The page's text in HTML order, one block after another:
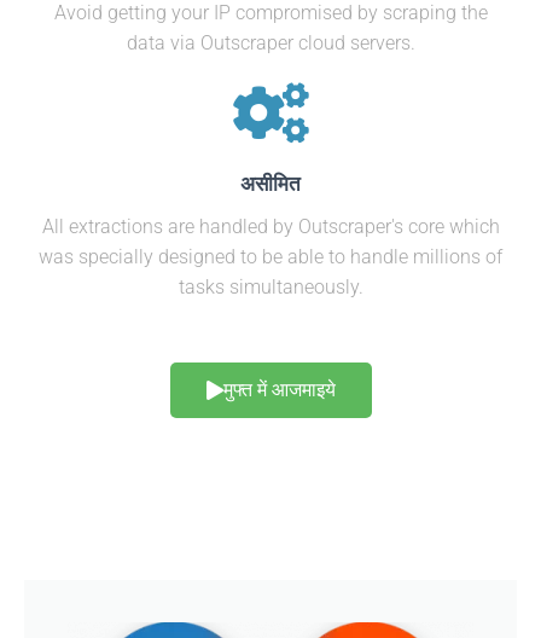
Avoid getting your IP compromised by scraping the
data via Outscraper cloud servers.
असीमित
All extractions are handled by Outscraper's core which
was specially designed to be able to handle millions of
tasks simultaneously.
मुफ्त में आजमाइये